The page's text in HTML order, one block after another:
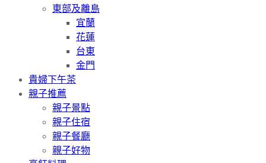
東部及離島
宜蘭
花蓮
台東
金門
貴婦下午茶
親子推薦
親子景點
親子住宿
親子餐廳
親子好物